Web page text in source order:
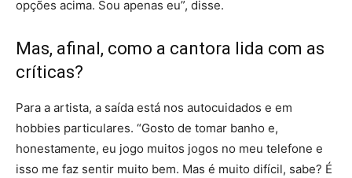
opções acima. Sou apenas eu”, disse.
Mas, afinal, como a cantora lida com as
críticas?
Para a artista, a saída está nos autocuidados e em
hobbies particulares. “Gosto de tomar banho e,
honestamente, eu jogo muitos jogos no meu telefone e
isso me faz sentir muito bem. Mas é muito difícil, sabe? É